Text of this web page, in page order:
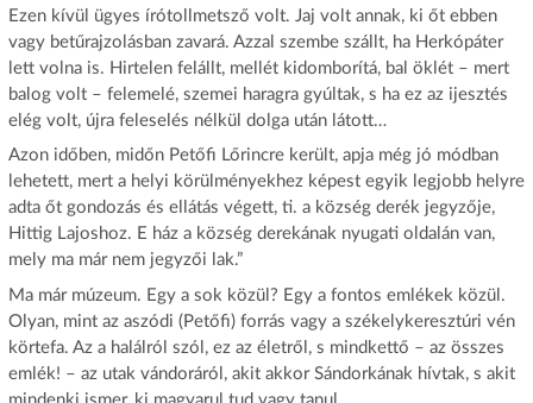
Ezen kívül ügyes írótollmetsző volt. Jaj volt annak, ki őt ebben
vagy betűrajzolásban zavará. Azzal szembe szállt, ha Herkópáter
lett volna is. Hirtelen felállt, mellét kidomborítá, bal öklét – mert
balog volt – felemelé, szemei haragra gyúltak, s ha ez az ijesztés
elég volt, újra feleselés nélkül dolga után látott…
Azon időben, midőn Petőfi Lőrincre került, apja még jó módban
lehetett, mert a helyi körülményekhez képest egyik legjobb helyre
adta őt gondozás és ellátás végett, ti. a község derék jegyzője,
Hittig Lajoshoz. E ház a község derekának nyugati oldalán van,
mely ma már nem jegyzői lak.”
Ma már múzeum. Egy a sok közül? Egy a fontos emlékek közül.
Olyan, mint az aszódi (Petőfi) forrás vagy a székelykeresztúri vén
körtefa. Az a halálról szól, ez az életről, s mindkettő – az összes
emlék! – az utak vándoráról, akit akkor Sándorkának hívtak, s akit